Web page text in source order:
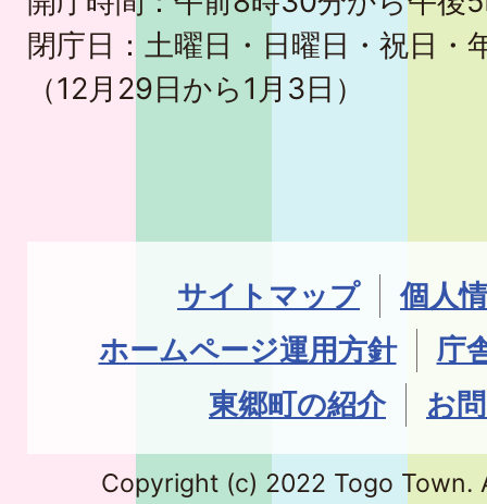
閉庁日：土曜日・日曜日・祝日・
（12月29日から1月3日）
サイトマップ
個人
ホームページ運用方針
庁
東郷町の紹介
お
Copyright (c) 2022 Togo Town.